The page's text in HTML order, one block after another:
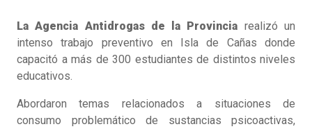
La Agencia Antidrogas de la Provincia realizó un
intenso trabajo preventivo en Isla de Cañas donde
capacitó a más de 300 estudiantes de distintos niveles
educativos.
Abordaron temas relacionados a situaciones de
consumo problemático de sustancias psicoactivas,